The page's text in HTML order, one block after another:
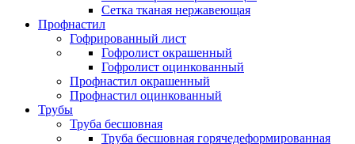
Сетка тканая нержавеющая
Профнастил
Гофрированный лист
Гофролист окрашенный
Гофролист оцинкованный
Профнастил окрашенный
Профнастил оцинкованный
Трубы
Труба бесшовная
Труба бесшовная горячедеформированная